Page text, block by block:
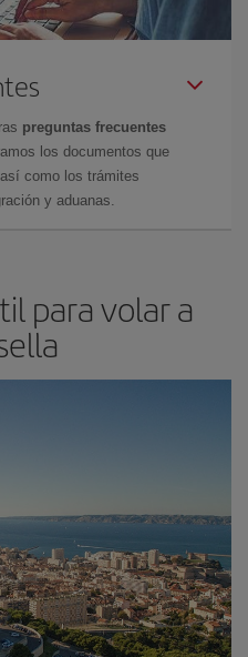
preguntas frecuentes
los documentos que
como los trámites
y aduanas.
para volar a